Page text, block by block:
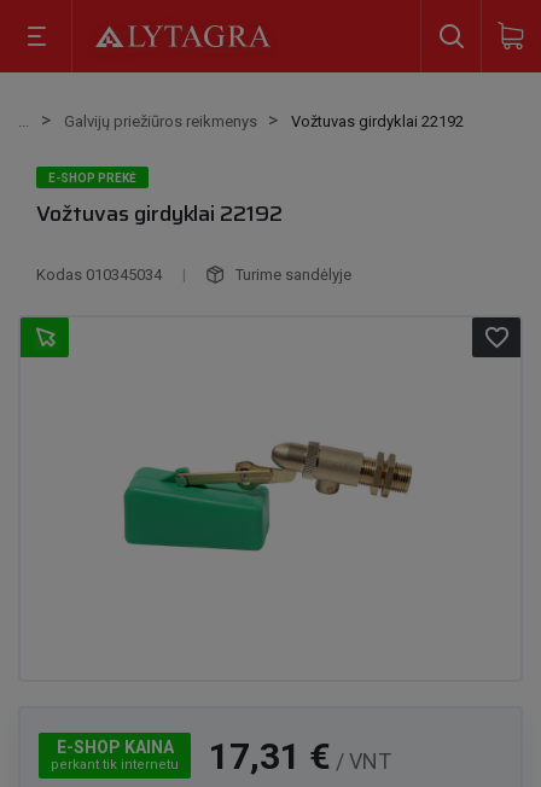
Galvijų priežiūros reikmenys Vožtuvas girdyklai 22192
E-SHOP PREKĖ
Vožtuvas girdyklai 22192
Kodas 010345034 | Turime sandėlyje
favorite_border
E-SHOP KAINA
perkant tik internetu 17,31 € / VNT